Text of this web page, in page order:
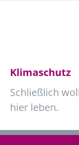
Klimaschutz
Schließlich
hier leben.